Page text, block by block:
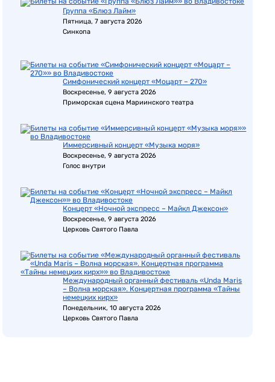
Группа «Блюз Лайм»
Пятница, 7 августа 2026
Синкопа
Симфонический концерт «Моцарт – 270»
Воскресенье, 9 августа 2026
Приморская сцена Мариинского театра
Иммерсивный концерт «Музыка моря»
Воскресенье, 9 августа 2026
Голос внутри
Концерт «Ночной экспресс – Майкл Джексон»
Воскресенье, 9 августа 2026
Церковь Святого Павла
Международный органный фестиваль «Unda Maris
– Волна морская». Концертная программа «Тайны
немецких кирх»
Понедельник, 10 августа 2026
Церковь Святого Павла